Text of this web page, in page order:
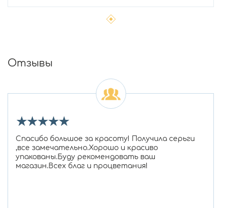
Отзывы
★★★★★
Спасибо большое за красоту! Получила серьги
,все замечательно.Хорошо и красиво
упакованы.Буду рекомендовать ваш
магазин.Всех благ и процветания!